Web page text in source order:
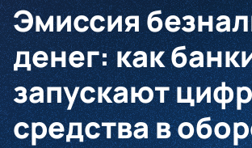
Эмиссия
денег: как
запускают
средства в